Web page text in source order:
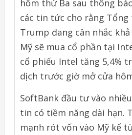
hôm thứ Ba sau thông
các tin tức cho rằng Tổng
Trump đang cân nhắc
Mỹ sẽ mua cổ phần tại
cổ phiếu Intel tăng 5,4%
dịch trước giờ mở cửa
SoftBank đầu tư vào
tin có tiềm năng dài hạn.
mạnh rót vốn vào Mỹ kể